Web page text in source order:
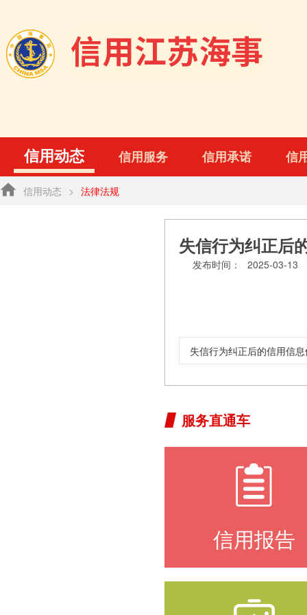
信用动态 信用服务 信用承诺 信
信用动态 > 法律法规
失信行为纠正后
发布时间： 2025-03-13
失信行为纠正后的信用信
服务直通车
信用报告